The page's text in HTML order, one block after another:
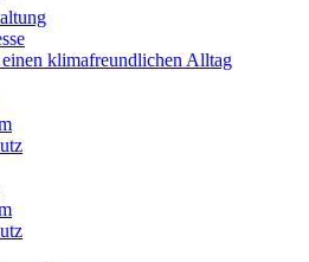
klimafreundlichen Alltag